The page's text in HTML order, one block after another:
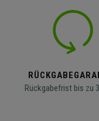
Rückgabefrist bis zu